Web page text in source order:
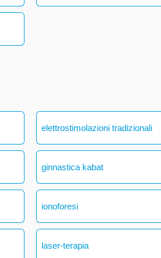
elettrostimolazioni tradizionali
ginnastica kabat
ionoforesi
laser-terapia